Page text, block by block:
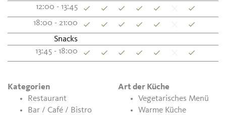
12:00 - 13:45
18:00 - 21:00
Snacks
13:45 - 18:00
Kategorien
Restaurant
Bar / Café / Bistro
Art der Küche
Vegetarisches Menü
Warme Küche